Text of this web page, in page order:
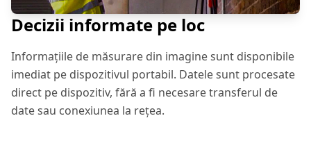
Decizii informate pe loc
Informațiile de măsurare din imagine sunt disponibile
imediat pe dispozitivul portabil. Datele sunt procesate
direct pe dispozitiv, fără a fi necesare transferul de
date sau conexiunea la rețea.